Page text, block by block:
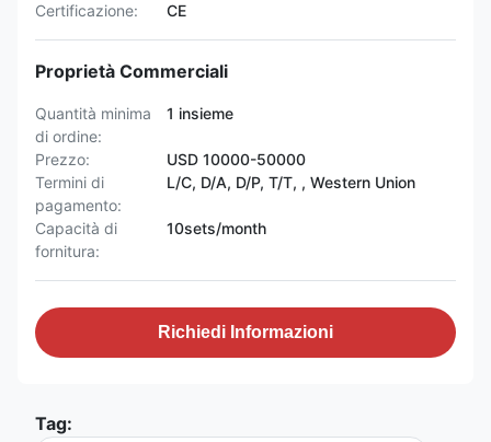
Certificazione:
CE
Proprietà Commerciali
Quantità minima
di ordine:
1 insieme
Prezzo:
USD 10000-50000
Termini di
pagamento:
L/C, D/A, D/P, T/T, , Western Union
Capacità di
fornitura:
10sets/month
Richiedi Informazioni
Tag: